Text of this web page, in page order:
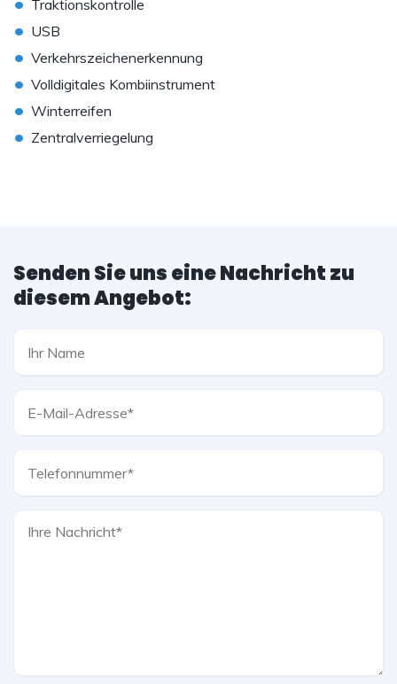
Traktionskontrolle
• USB
• Verkehrszeichenerkennung
• Volldigitales Kombiinstrument
• Winterreifen
• Zentralverriegelung
Senden Sie uns eine Nachricht zu
diesem Angebot: